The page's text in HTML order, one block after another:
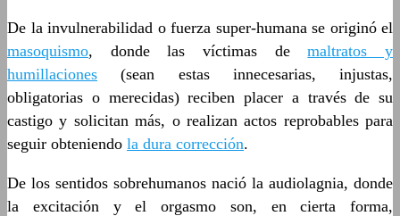
De la invulnerabilidad o fuerza super-humana se originó el
masoquismo, donde las víctimas demaltratos y
humillaciones (sean estas innecesarias, injustas,
obligatorias o merecidas) reciben placer a través de su
castigo y solicitan más, o realizan actos reprobables para
seguir obteniendo la dura corrección.
De los sentidos sobrehumanos nació la audiolagnia, donde
la excitación y el orgasmo son, en cierta forma,